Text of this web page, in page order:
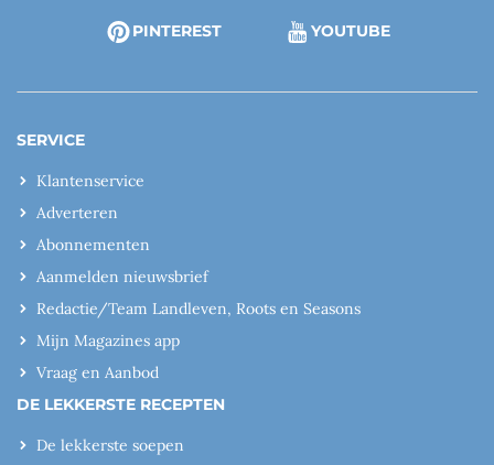
PINTEREST YOUTUBE
SERVICE
Klantenservice
Adverteren
Abonnementen
Aanmelden nieuwsbrief
Redactie/Team Landleven, Roots en Seasons
Mijn Magazines app
Vraag en Aanbod
DE LEKKERSTE RECEPTEN
De lekkerste soepen